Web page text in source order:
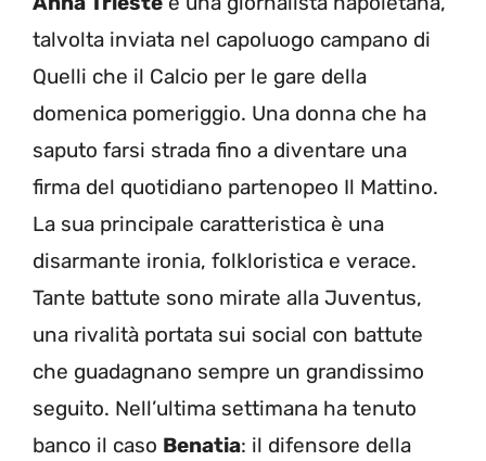
talvolta inviata nel capoluogo campano di
Quelli che il Calcio per le gare della
domenica pomeriggio. Una donna che ha
saputo farsi strada fino a diventare una
firma del quotidiano partenopeo Il Mattino.
La sua principale caratteristica è una
disarmante ironia, folkloristica e verace.
Tante battute sono mirate alla Juventus,
una rivalità portata sui social con battute
che guadagnano sempre un grandissimo
seguito. Nell’ultima settimana ha tenuto
banco il caso Benatia: il difensore della